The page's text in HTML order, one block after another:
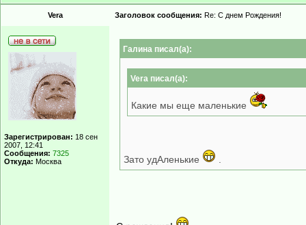
Vera Заголовок сообщения: Re: С днем Рождения!
Зарегистрирован: 18 сен
2007, 12:41
Сообщения: 7325
Откуда: Москва
Гaлинa писал(а):
Vera писал(а):
Какие мы еще маленькие
Зато удАленькие